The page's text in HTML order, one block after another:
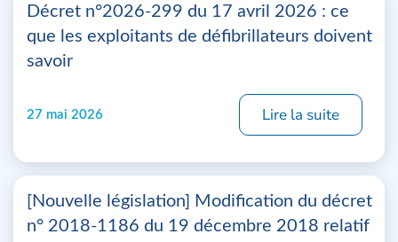
Décret n°2026-299 du 17 avril 2026 : ce
que les exploitants de défibrillateurs doivent
savoir
27 mai 2026 Lire la suite
[Nouvelle législation] Modification du décret
n° 2018-1186 du 19 décembre 2018 relatif